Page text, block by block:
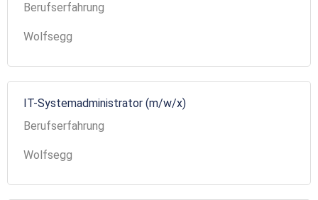
Berufserfahrung
Wolfsegg
IT-Systemadministrator (m/w/x)
Berufserfahrung
Wolfsegg